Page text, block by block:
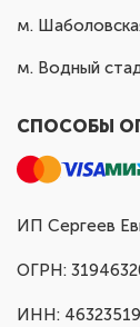
м.
м. Водный
СПОСОБЫ
ИП Сергеев
ОГРН:
ИНН: